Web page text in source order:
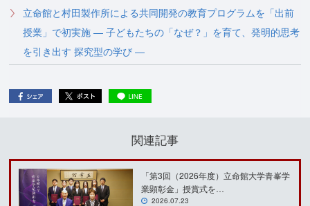
立命館と村田製作所による共同開発の教育プログラムを「出前
授業」で初実施 ― 子どもたちの「なぜ？」を育て、発明的思考
を引き出す 探究型の学び ―
関連記事
「第3回（2026年度）立命館大学青峯学
業顕彰金」授賞式を…
2026.07.23